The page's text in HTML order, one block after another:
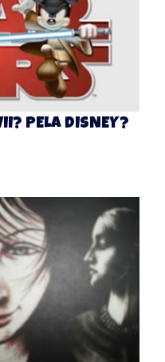
PELA DISNEY?